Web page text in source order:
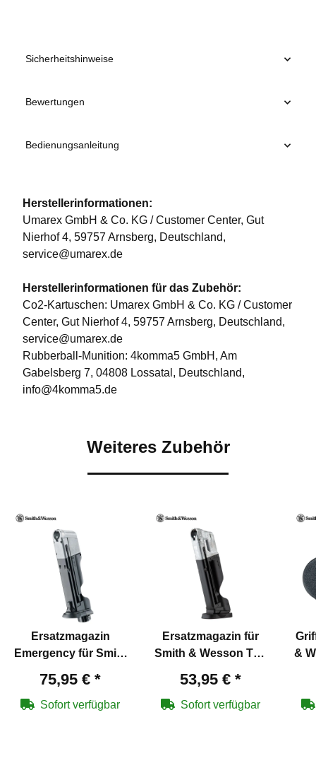
Sicherheitshinweise
Bewertungen
Bedienungsanleitung
Herstellerinformationen:
Umarex GmbH & Co. KG / Customer Center, Gut
Nierhof 4, 59757 Arnsberg, Deutschland,
service@umarex.de
Herstellerinformationen für das Zubehör:
Co2-Kartuschen: Umarex GmbH & Co. KG / Customer
Center, Gut Nierhof 4, 59757 Arnsberg, Deutschland,
service@umarex.de
Rubberball-Munition: 4komma5 GmbH, Am
Gabelsberg 7, 04808 Lossatal, Deutschland,
info@4komma5.de
Weiteres Zubehör
Ersatzmagazin
Emergency für Smith
2.0 Training Marker
cal .43
75,95 € *
Sofort verfügbar
Ersatzmagazin für
Smith & Wesson T4E
Marker cal .43
53,95 € *
Sofort verfügbar
&